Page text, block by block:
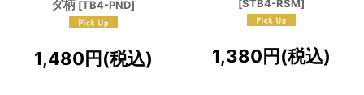
ダ柄 [TB4-PND]
1,480円 (税込)
[STB4-RSM]
1,380円 (税込)